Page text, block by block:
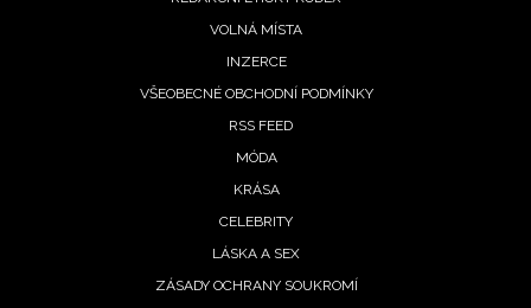
VOLNÁ MÍSTA
INZERCE
VŠEOBECNÉ OBCHODNÍ PODMÍNKY
RSS FEED
MÓDA
KRÁSA
CELEBRITY
LÁSKA A SEX
ZÁSADY OCHRANY SOUKROMÍ